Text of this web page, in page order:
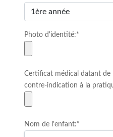
Photo d'identité:*
Certificat médical datant de
contre-indication à la
Nom de l'enfant:*